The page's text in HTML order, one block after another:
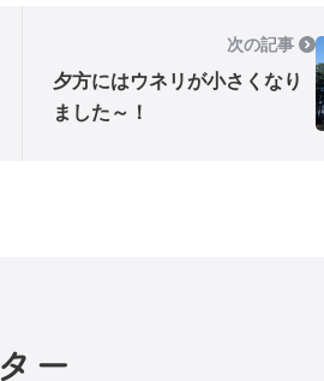
次の記事
夕方にはウネリが小さくなり
ました～！